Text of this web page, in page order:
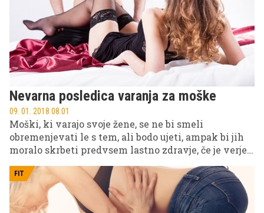
odpraviti.
Nevarna posledica varanja za moške
09. 01. 2018 08.01
Moški, ki varajo svoje žene, se ne bi smeli
obremenjevati le s tem, ali bodo ujeti, ampak bi jih
moralo skrbeti predvsem lastno zdravje, če je verjeti
FIT